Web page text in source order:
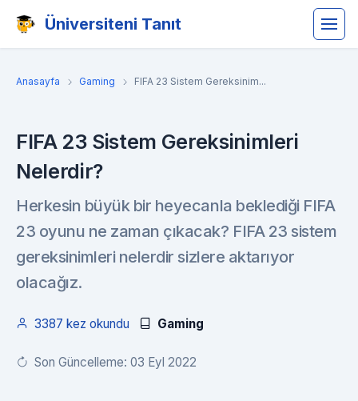
Üniversiteni Tanıt
Anasayfa Gaming FIFA 23 Sistem Gereksinim...
FIFA 23 Sistem Gereksinimleri
Nelerdir?
Herkesin büyük bir heyecanla beklediği FIFA
23 oyunu ne zaman çıkacak? FIFA 23 sistem
gereksinimleri nelerdir sizlere aktarıyor
olacağız.
3387 kez okundu Gaming
Son Güncelleme: 03 Eyl 2022